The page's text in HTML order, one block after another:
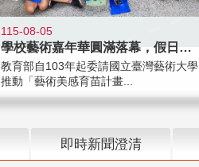
115-08-05
學校藝術嘉年華圓滿落幕，假日學校接
教育部自103年起委請國立臺灣藝術大學
推動「藝術美感育苗計畫...
即時新聞澄清